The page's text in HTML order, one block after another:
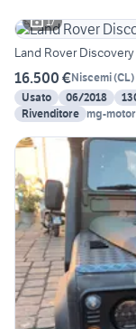
17
Land Rover
16.500 €Niscemi(CL)
Usato
06/2018
Rivenditore mg-